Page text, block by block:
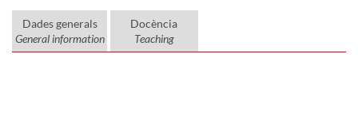
Dades generals
General information
Docència
Teaching